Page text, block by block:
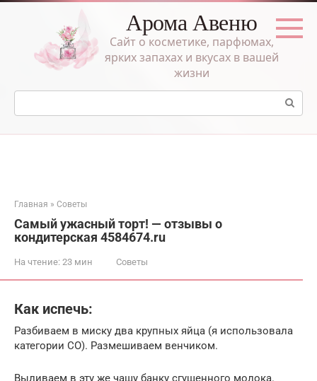
Перейти
Арома Авеню
Сайт о косметике, парфюмах,
ярких запахах и вкусах в вашей
жизни
Поиск:
Главная » Советы
Самый ужасный торт! — отзывы о
кондитерская 4584674.ru
На чтение: 23 мин Советы
Как испечь:
Разбиваем в миску два крупных яйца (я использовала
категории СО). Размешиваем венчиком.
Выливаем в эту же чашу банку сгущенного молока.